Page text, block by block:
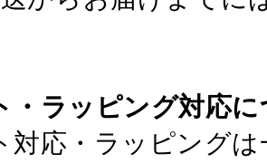
・ラッピング対応
対応・ラッピング